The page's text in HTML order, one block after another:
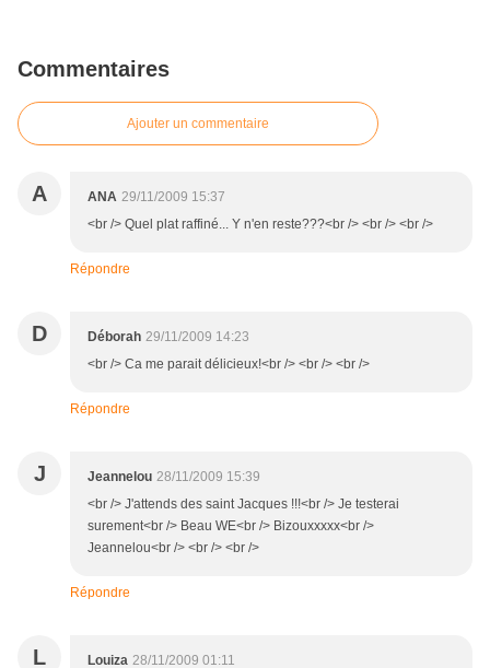
Commentaires
Ajouter un commentaire
A ANA 29/11/2009 15:37
<br /> Quel plat raffiné... Y n'en reste???<br /> <br /> <br />
Répondre
D Déborah 29/11/2009 14:23
<br /> Ca me parait délicieux!<br /> <br /> <br />
Répondre
J Jeannelou 28/11/2009 15:39
<br /> J'attends des saint Jacques !!!<br /> Je testerai
surement<br /> Beau WE<br /> Bizouxxxxx<br />
Jeannelou<br /> <br /> <br />
Répondre
L Louiza 28/11/2009 01:11